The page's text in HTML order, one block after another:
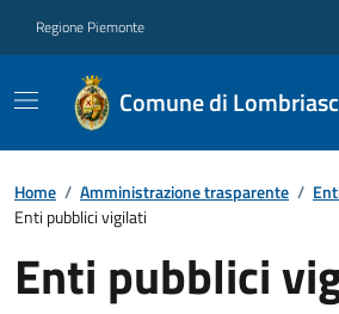
Regione Piemonte
Comune di
Home / Amministrazione trasparente /
Enti pubblici vigilati
Enti pubblici